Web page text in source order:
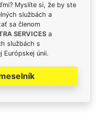
Myslíte si, že by ste
službách a
sa členom
SERVICES a
službách s
Európskej únii.